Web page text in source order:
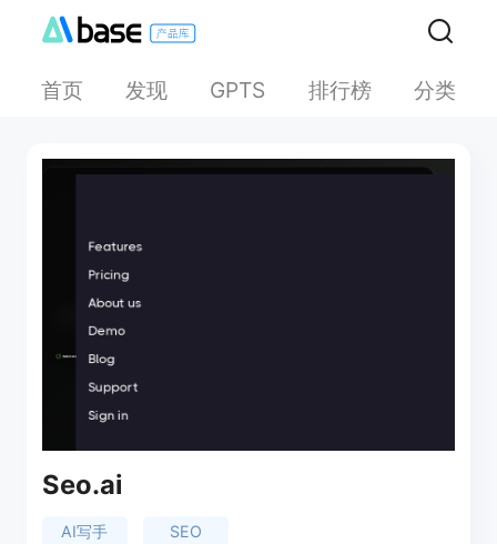
首页 发现 GPTS 排行榜 分类
Seo.ai
AI写手 SEO